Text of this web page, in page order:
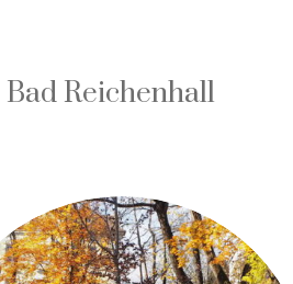
Bad Reichenhall